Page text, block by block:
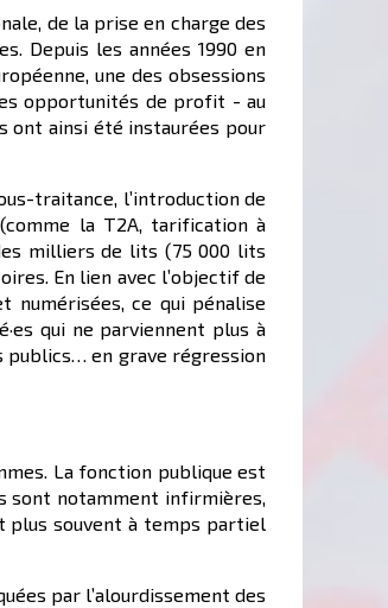
de la prise en charge des
Depuis les années 1990 en
une des obsessions
opportunités de profit - au
ont ainsi été instaurées pour
traitance, l’introduction de
la T2A, tarification à
milliers de lits (75 000 lits
En lien avec l’objectif de
numérisées, ce qui pénalise
qui ne parviennent plus à
publics… en grave régression
La fonction publique est
sont notamment infirmières,
plus souvent à temps partiel
par l’alourdissement des